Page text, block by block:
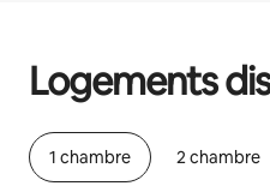
Logements
1 chambre 2 chambre